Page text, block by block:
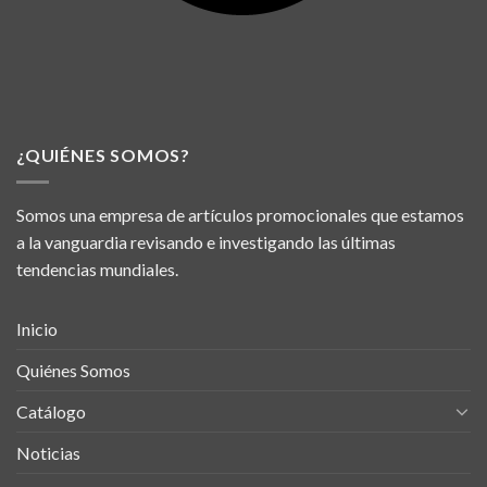
¿QUIÉNES SOMOS?
Somos una empresa de artículos promocionales que estamos
a la vanguardia revisando e investigando las últimas
tendencias mundiales.
Inicio
Quiénes Somos
Catálogo
Noticias